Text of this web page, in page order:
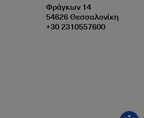
Φράγκων 14
54626 Θεσσαλονίκη
+30 2310557600